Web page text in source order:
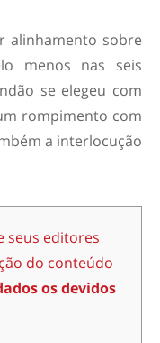
alinhamento sobre
menos nas seis
se elegeu com
rompimento com
a interlocução
seus editores
do conteúdo
os devidos